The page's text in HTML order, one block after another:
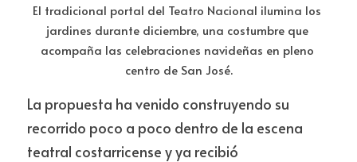
El tradicional portal del Teatro Nacional ilumina los
jardines durante diciembre, una costumbre que
acompaña las celebraciones navideñas en pleno
centro de San José.
La propuesta ha venido construyendo su
recorrido poco a poco dentro de la escena
teatral costarricense y ya recibió